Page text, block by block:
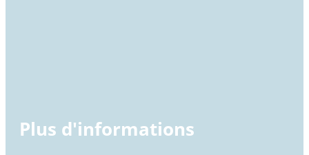
Plus d'informations